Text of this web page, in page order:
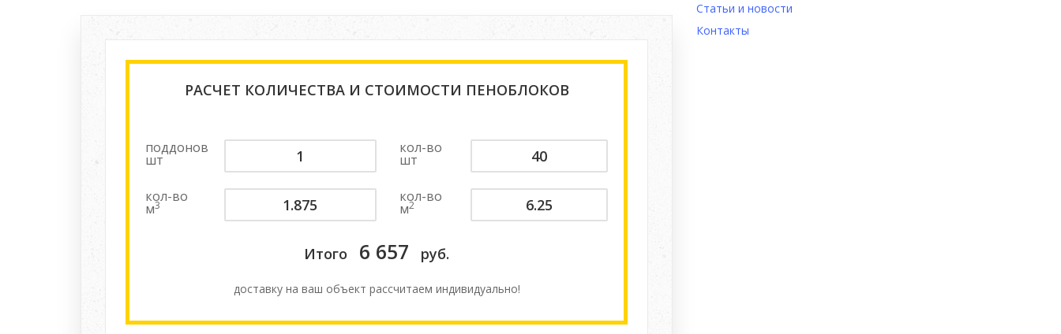
РАСЧЕТ КОЛИЧЕСТВА И СТОИМОСТИ ПЕНОБЛОКОВ
поддонов
шт
кол-во
шт
кол-во
м3
кол-во
м2
Итого 6 657 руб.
доставку на ваш объект расcчитаем индивидуально!
Статьи и новости
Контакты